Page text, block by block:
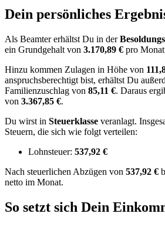
Dein persönliches
Als Beamter erhältst Du in der
ein Grundgehalt von 3.170,89 € pro
Hinzu kommen Zulagen in Höhe von
anspruchsberechtigt bist, erhältst Du
Familienzuschlag von 85,11 €. Daraus
von 3.367,85 €.
Du wirst in Steuerklasse veranlagt.
Steuern, die sich wie folgt verteilen:
Lohnsteuer: 537,92 €
Nach steuerlichen Abzügen von 537,92 €
netto im Monat.
So setzt sich Dein